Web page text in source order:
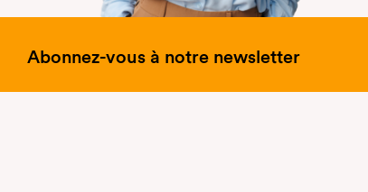
Abonnez-vous à notre newsletter